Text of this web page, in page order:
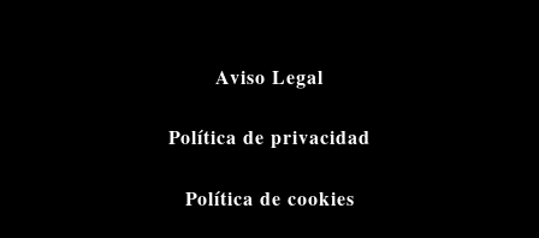
Aviso Legal
Política de privacidad
Política de cookies